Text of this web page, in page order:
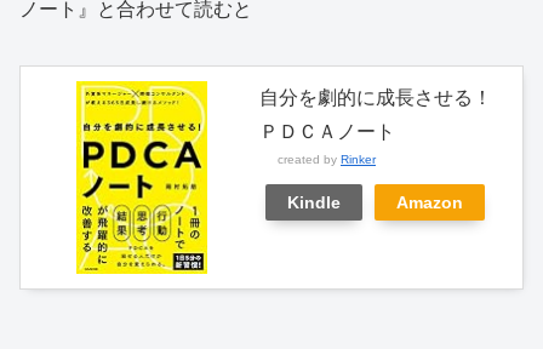
ノート』と合わせて読むと
自分を劇的に成長させる！
ＰＤＣＡノート
created by Rinker
Kindle Amazon